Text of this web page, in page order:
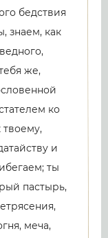
бедствия
знаем, как
же,
ко
и
ты
пастырь,
меча,